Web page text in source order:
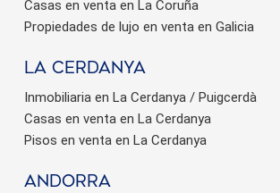
Casas en venta en La Coruña
Propiedades de lujo en venta en Galicia
La Cerdanya
Inmobiliaria en La Cerdanya / Puigcerdà
Casas en venta en La Cerdanya
Pisos en venta en La Cerdanya
Andorra